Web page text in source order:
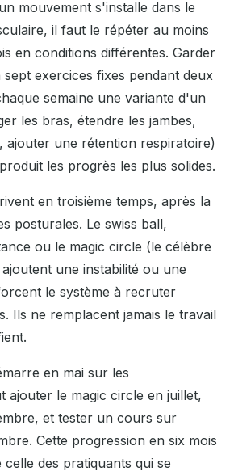
mouvement s'installe dans le
il faut le répéter au moins
en conditions différentes. Garder
sept exercices fixes pendant deux
semaine une variante d'un
les bras, étendre les jambes,
ajouter une rétention respiratoire)
les progrès les plus solides.
en troisième temps, après la
posturales. Le swiss ball,
ou le magic circle (le célèbre
une instabilité ou une
le système à recruter
Ils ne remplacent jamais le travail
en mai sur les
ajouter le magic circle en juillet,
et tester un cours sur
Cette progression en six mois
des pratiquants qui se